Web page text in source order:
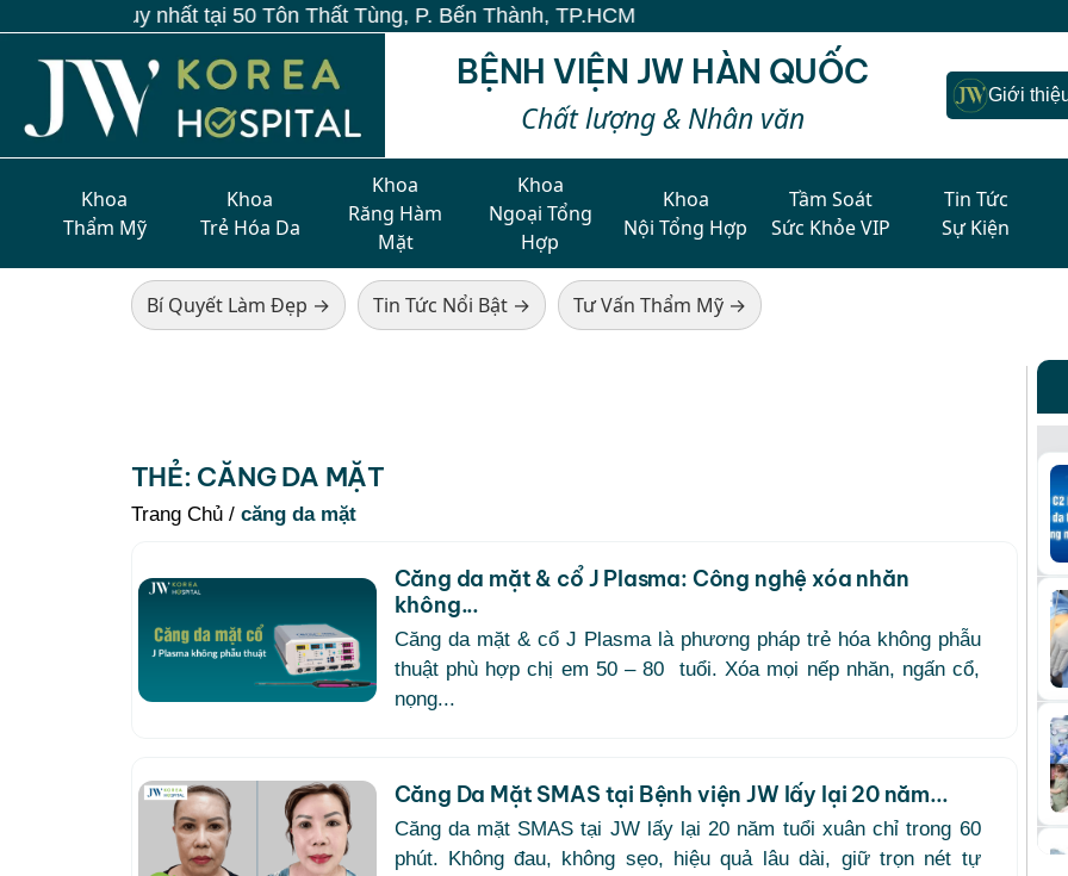
50 Tôn Thất Tùng, P. Bến Thành, TP.HCM
BỆNH VIỆN JW HÀN QUỐC
Chất lượng & Nhân văn
Giới
Khoa
Thẩm Mỹ
Khoa
Trẻ Hóa Da
Khoa
Răng Hàm
Mặt
Khoa
Ngoại Tổng
Hợp
Khoa
Nội Tổng Hợp
Tầm Soát
Sức Khỏe VIP
Tin Tức
Sự Kiện
Bí Quyết Làm Đẹp → Tin Tức Nổi Bật → Tư Vấn Thẩm Mỹ →
THẺ: CĂNG DA MẶT
Trang Chủ/ căng da mặt
Căng da mặt & cổ J Plasma: Công nghệ xóa nhăn
không...
Căng da mặt & cổ J Plasma là phương pháp trẻ hóa không phẫu
thuật phù hợp chị em 50 – 80 tuổi. Xóa mọi nếp nhăn, ngấn cổ,
nọng...
Căng Da Mặt SMAS tại Bệnh viện JW lấy lại 20 năm...
Căng da mặt SMAS tại JW lấy lại 20 năm tuổi xuân chỉ trong 60
phút. Không đau, không sẹo, hiệu quả lâu dài, giữ trọn nét tự